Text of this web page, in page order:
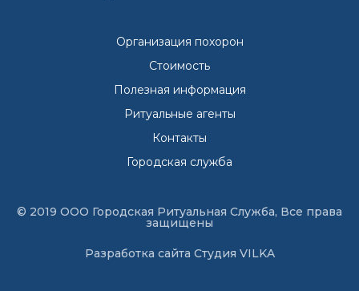
Организация похорон
Стоимость
Полезная информация
Ритуальные агенты
Контакты
Городская служба
© 2019 ООО Городская Ритуальная Служба, Все права
защищены
Разработка сайта Студия VILKA